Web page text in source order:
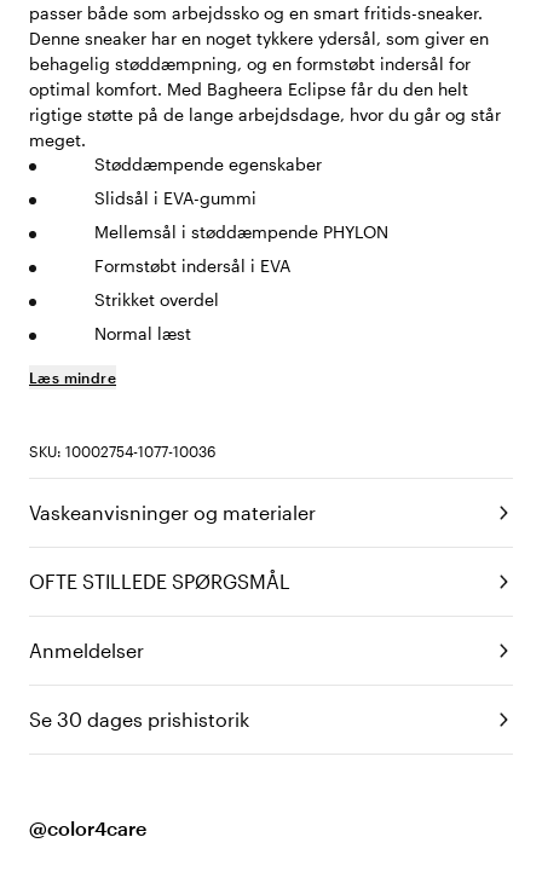
passer både som arbejdssko og en smart fritids-sneaker.
Denne sneaker har en noget tykkere ydersål, som giver en
behagelig støddæmpning, og en formstøbt indersål for
optimal komfort. Med Bagheera Eclipse får du den helt
rigtige støtte på de lange arbejdsdage, hvor du går og står
meget.
Støddæmpende egenskaber
Slidsål i EVA-gummi
Mellemsål i støddæmpende PHYLON
Formstøbt indersål i EVA
Strikket overdel
Normal læst
Læs mindre
SKU: 10002754-1077-10036
Vaskeanvisninger og materialer
OFTE STILLEDE SPØRGSMÅL
Anmeldelser
Se 30 dages prishistorik
@color4care